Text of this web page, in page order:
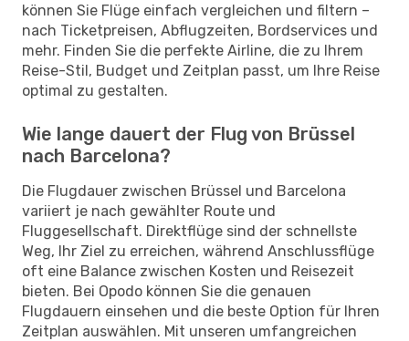
können Sie Flüge einfach vergleichen und filtern –
nach Ticketpreisen, Abflugzeiten, Bordservices und
mehr. Finden Sie die perfekte Airline, die zu Ihrem
Reise-Stil, Budget und Zeitplan passt, um Ihre Reise
optimal zu gestalten.
Wie lange dauert der Flug von Brüssel
nach Barcelona?
Die Flugdauer zwischen Brüssel und Barcelona
variiert je nach gewählter Route und
Fluggesellschaft. Direktflüge sind der schnellste
Weg, Ihr Ziel zu erreichen, während Anschlussflüge
oft eine Balance zwischen Kosten und Reisezeit
bieten. Bei Opodo können Sie die genauen
Flugdauern einsehen und die beste Option für Ihren
Zeitplan auswählen. Mit unseren umfangreichen